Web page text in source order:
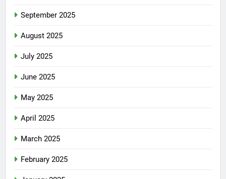
September 2025
August 2025
July 2025
June 2025
May 2025
April 2025
March 2025
February 2025